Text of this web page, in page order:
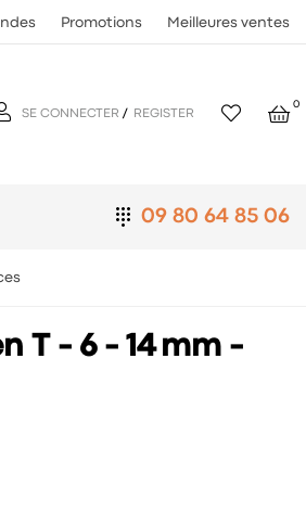
Promotions Meilleures ventes
SE CONNECTER / REGISTER
0
09 80 64 85 06
T - 6 - 14 mm -